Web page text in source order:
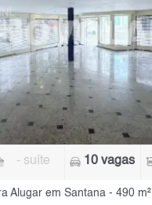
- suíte 10 vagas
Alugar em Santana - 490 m²